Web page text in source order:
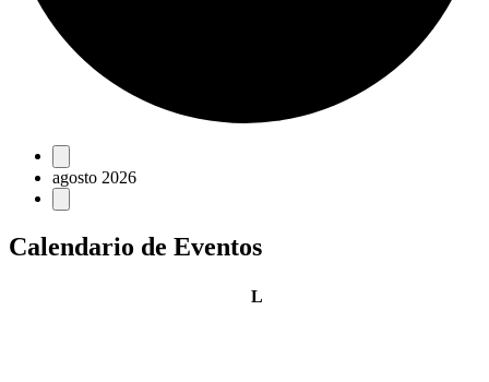
Eventos
agosto 2026
Calendario de Eventos
Llunes